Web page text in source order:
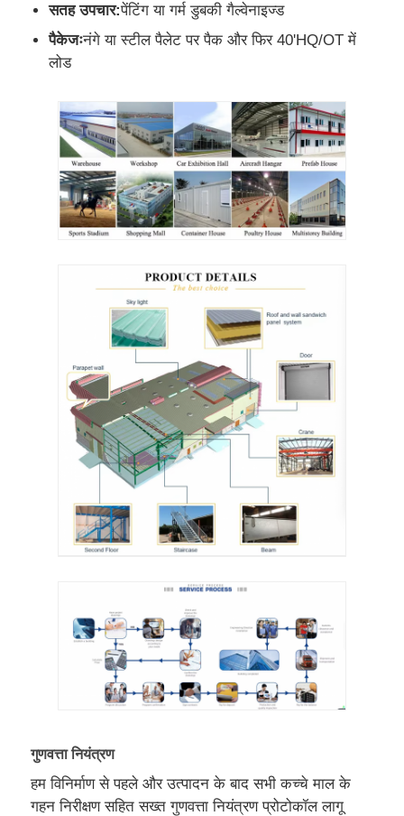
सतह उपचार:पेंटिंग या गर्म डुबकी गैल्वेनाइज्ड
पैकेजःनंगे या स्टील पैलेट पर पैक और फिर 40'HQ/OT में
लोड
गुणवत्ता नियंत्रण
हम विनिर्माण से पहले और उत्पादन के बाद सभी कच्चे माल के
गहन निरीक्षण सहित सख्त गुणवत्ता नियंत्रण प्रोटोकॉल लागू